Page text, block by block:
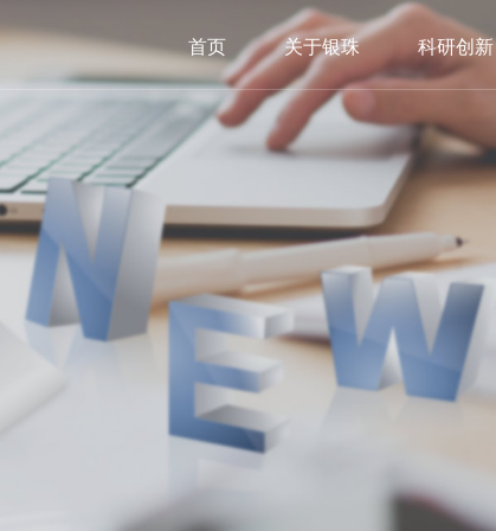
首页 关于银珠 科研创新